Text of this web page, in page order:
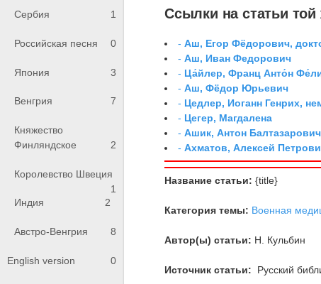
Сербия 1
Российская песня 0
Япония 3
Венгрия 7
Княжество
Финляндское
2
Королевство Швеция
1
Индия
2
Австро-Венгрия 8
English version 0
Ссылки на статьи той
-Аш, Егор Фёдорович,
-Аш, Иван Федорович
- Ца́йлер, Франц Анто́н
-Аш, Фёдор Юрьевич
- Цедлер, Иоганн Генрих,
- Цегер, Магдалена
-Ашик, Антон
-Ахматов, Алексей
Название статьи: {title}
Категория темы: Военная
Автор(ы) статьи: Н. Кульбин
Источник статьи: Русский